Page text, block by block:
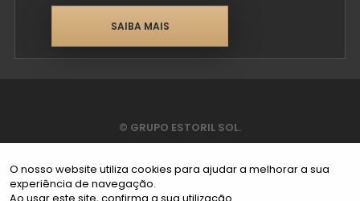
SAIBA MAIS
© GRUPO ESTORIL SOL.
O nosso website utiliza cookies para ajudar a melhorar a sua
experiência de navegação.
Ao usar este site, confirma a sua utilização.